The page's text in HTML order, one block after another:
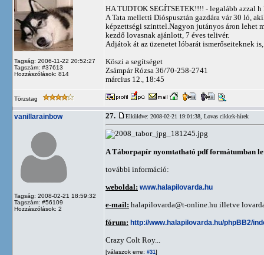
Tagság: 2006-11-22 20:52:27
Tagszám: #37613
Hozzászólások: 814
HA TUDTOK SEGÍTSETEK!!!! - legalább azzal
A Tata melletti Dióspusztán gazdára vár 30 ló,
képzettségi szinttel.Nagyon jutányos áron lehet
kezdő lovasnak ajánlott, 7 éves telivér.
Adjátok át az üzenetet lóbarát ismerőseiteknek
Köszi a segítséget
Zsámpár Rózsa 36/70-258-2741
március 12., 18:45
Törzstag
vanillarainbow
Tagság: 2008-02-21 18:59:32
Tagszám: #56109
Hozzászólások: 2
27. Elküldve: 2008-02-21 19:01:38, Lovas cikkek-hírek
A Táborpapír nyomtatható pdf formátumban
további információ:
weboldal: www.halapilovarda.hu
e-mail: halapilovarda@t-online.hu illetve
fórum: http://www.halapilovarda.hu/phpBB2/
Crazy Colt Roy...
[válaszok erre: #31]